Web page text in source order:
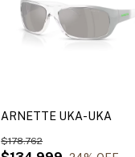
ARNETTE UKA-UKA
$178.762